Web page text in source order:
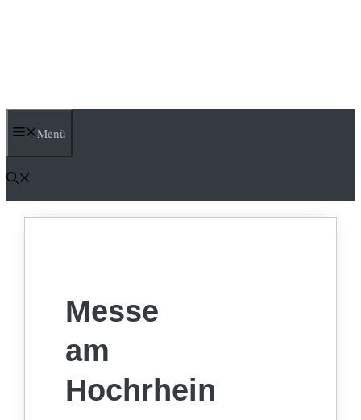
Menü
Messe
am
Hochrhein